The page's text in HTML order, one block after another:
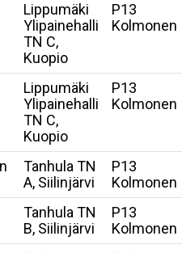
Lippumäki
Ylipainehalli
TN C,
Kuopio
P13
Kolmonen
Lippumäki
Ylipainehalli
TN C,
Kuopio
P13
Kolmonen
Tanhula TN
A, Siilinjärvi
P13
Kolmonen
Tanhula TN
B, Siilinjärvi
P13
Kolmonen